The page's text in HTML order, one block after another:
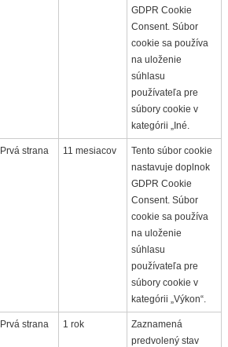
GDPR Cookie
Consent. Súbor
cookie sa používa
na uloženie
súhlasu
používateľa pre
súbory cookie v
kategórii „Iné.
Prvá strana 11 mesiacov
Tento súbor cookie
nastavuje doplnok
GDPR Cookie
Consent. Súbor
cookie sa používa
na uloženie
súhlasu
používateľa pre
súbory cookie v
kategórii „Výkon“.
Prvá strana 1 rok
Zaznamená
predvolený stav